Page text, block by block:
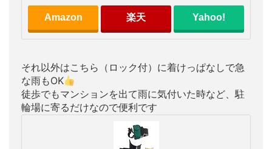
Amazon 楽天 Yahoo!
それ以外はこちら（ロック付）に着けっぱなしで急
な雨もOK
徒歩でもマンションを出て雨に気付いた時など、駐
輪場に寄るだけなので便利です